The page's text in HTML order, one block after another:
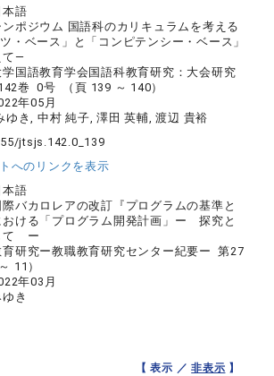
本語
ンポジウム 国語科のカリキュラムを考える
・ベース」と「コンピテンシー・ベース」
て―
学国語教育学会国語科教育研究：大会研究
巻 0号 （頁 139 ～ 140）
年05月
ゆき, 中村 純子, 澤田 英輔, 渡辺 貴裕
jtsjs.142.0_139
へのリンクを表示
本語
際バカロレアの改訂『プログラムの基準と
おける「プログラム開発計画」ー 探究と
て ー
育研究ー教職教育研究センター紀要ー 第27
11）
年03月
き
【 表示 ／非表示 】